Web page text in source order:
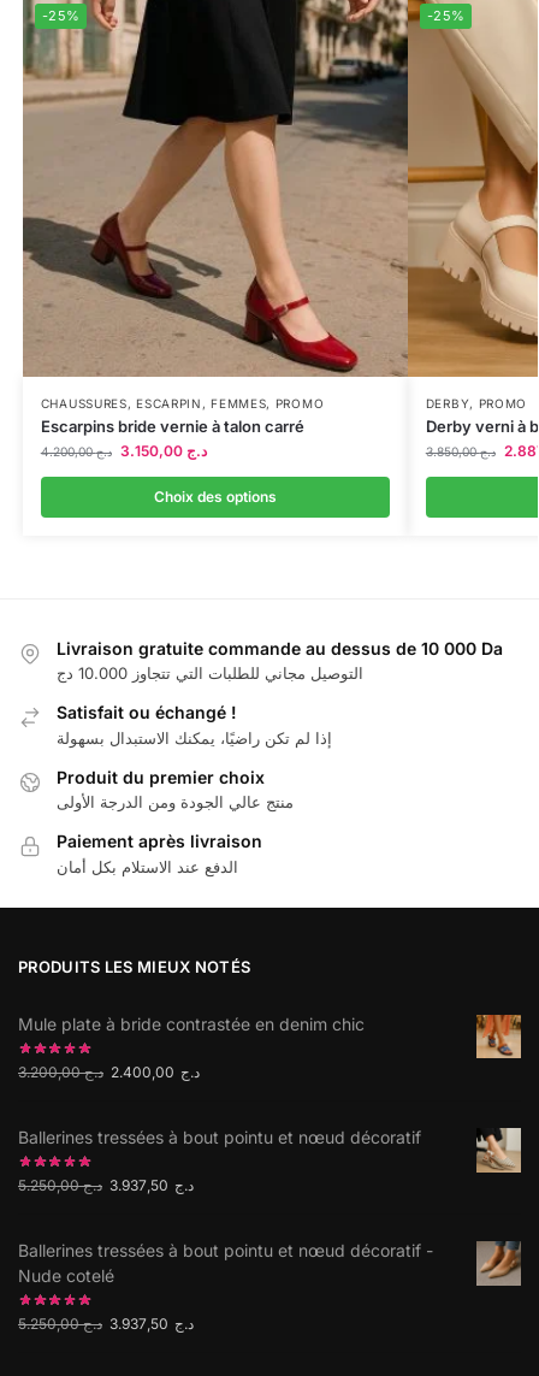
-25%
CHAUSSURES,ESCARPIN ,FEMMES, PROMO
Escarpins bride vernie à talon carré
د.ج4.200,00 د.ج 3.150,00
Choix des options
-25%
DERBY, PROMO
Derby verni à
د.ج3.850,00
Livraison gratuite commande au dessus de 10 000 Da
التوصيل مجاني للطلبات التي تتجاوز 10.000 دج
Satisfait ou échangé !
إذا لم تكن راضيًا، يمكنك الاستبدال بسهولة
Produit du premier choix
منتج عالي الجودة ومن الدرجة الأولى
Paiement après livraison
الدفع عند الاستلام بكل أمان
PRODUITS LES MIEUX NOTÉS
Mule plate à bride contrastée en denim chic
د.ج3.200,00 د.ج
Ballerines tressées à bout pointu et nœud décoratif
د.ج5.250,00 د.ج
Ballerines tressées à bout pointu et nœud décoratif -
Nude cotelé
د.ج5.250,00 د.ج